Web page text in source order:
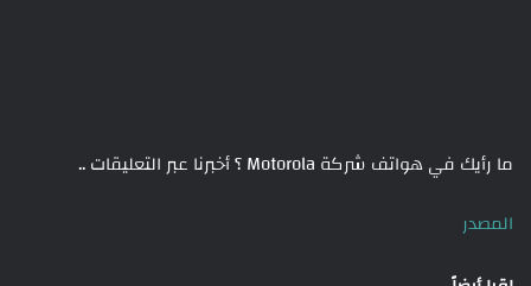
ما رأيك في هواتف شركة Motorola ؟ أخبرنا عبر التعليقات ..
المصدر